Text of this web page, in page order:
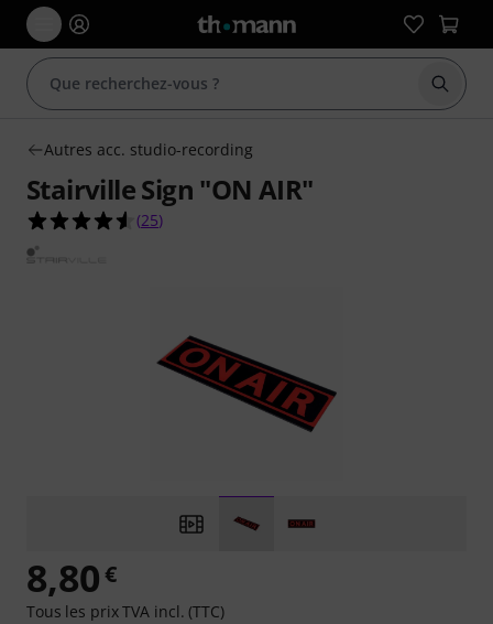
Autres acc. studio-recording
Stairville Sign "ON AIR"
4.6 étoiles sur 5 d'après 25 évaluations clients
(25)
8,80€
Tous les prix TVA incl. (TTC)